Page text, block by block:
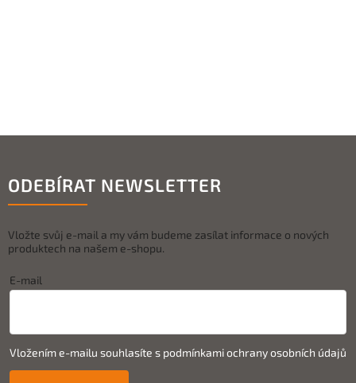
ODEBÍRAT NEWSLETTER
Vložte svůj e-mail a my vám budeme zasílat informace o nových
produktech na našem e-shopu.
E-mail
Vložením e-mailu souhlasíte s podmínkami ochrany osobních údajů